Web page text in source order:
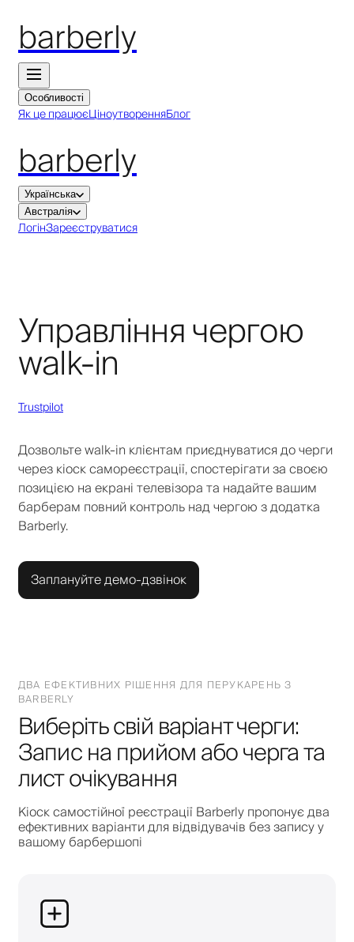
barberly
Особливості
Як це працюєЦіноутворенняБлог
barberly
Українська
Австралія
ЛогінЗареєструватися
Управління чергою
walk-in
Trustpilot
Дозвольте walk-in клієнтам приєднуватися до черги
через кіоск самореєстрації, спостерігати за своєю
позицією на екрані телевізора та надайте вашим
барберам повний контроль над чергою з додатка
Barberly.
Заплануйте демо-дзвінок
ДВА ЕФЕКТИВНИХ РІШЕННЯ ДЛЯ ПЕРУКАРЕНЬ З
BARBERLY
Виберіть свій варіант черги:
Запис на прийом або черга та
лист очікування
Кіоск самостійної реєстрації Barberly пропонує два
ефективних варіанти для відвідувачів без запису у
вашому барбершопі